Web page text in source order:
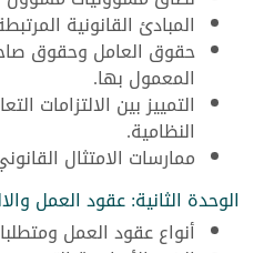
المبادئ القانونية
حقوق العامل وحقوق
المعمول بها.
التمييز بين الالتزامات
النظامية.
ممارسات الامتثال
الوحدة الثانية: عقود العمل
أنواع عقود العمل